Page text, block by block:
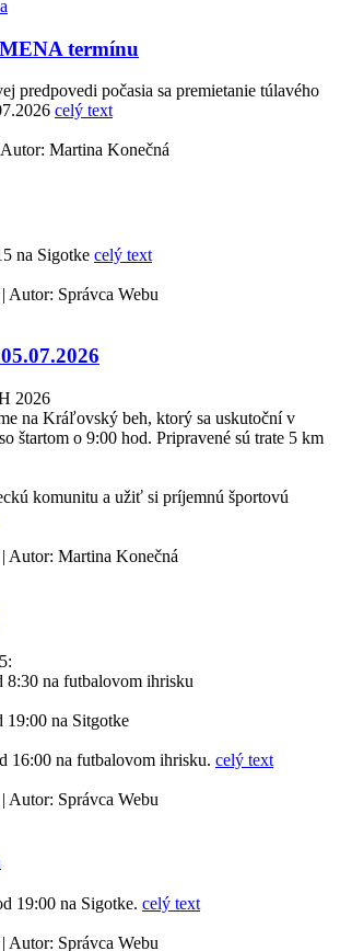
termínu
predpovedi počasia sa premietanie túlavého
celý text
Autor: Martina Konečná
na Sigotke celý text
| Autor: Správca Webu
2026
na Kráľovský beh, ktorý sa uskutoční v
štartom o 9:00 hod. Pripravené sú trate 5 km
komunitu a užiť si príjemnú športovú
| Autor: Martina Konečná
8:30 na futbalovom ihrisku
19:00 na Sitgotke
16:00 na futbalovom ihrisku. celý text
| Autor: Správca Webu
19:00 na Sigotke. celý text
| Autor: Správca Webu